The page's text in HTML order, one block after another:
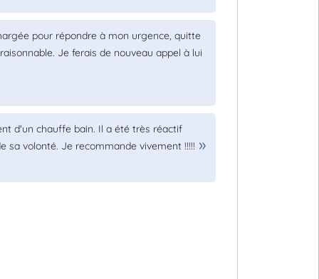
pour répondre à mon urgence, quitte
Je ferais de nouveau appel à lui
d'un chauffe bain. Il a été très réactif
sa volonté. Je recommande vivement !!!!!